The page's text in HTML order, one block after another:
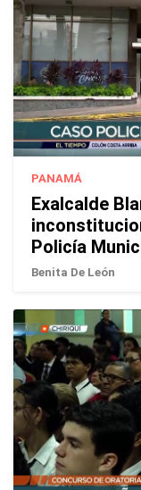
PANAMÁ
Exalcalde
Policía
Benita De León